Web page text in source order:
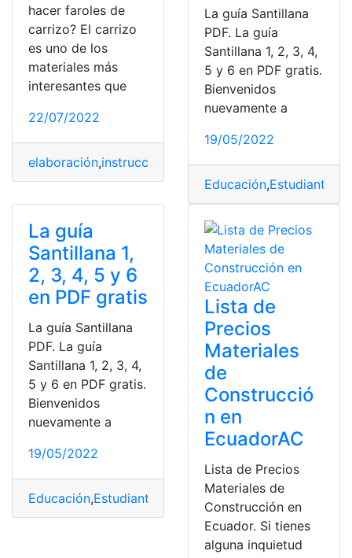
hacer faroles de
carrizo? El carrizo
es uno de los
materiales más
interesantes que
22/07/2022
elaboración,instrucciones Materiales
La guía Santillana
PDF. La guía
Santillana 1, 2, 3, 4,
5 y 6 en PDF gratis.
Bienvenidos
nuevamente a
19/05/2022
Educación,Estudiantes
La guía
Santillana 1,
2, 3, 4, 5 y 6
en PDF gratis
La guía Santillana
PDF. La guía
Santillana 1, 2, 3, 4,
5 y 6 en PDF gratis.
Bienvenidos
nuevamente a
19/05/2022
Educación,Estudiantes Materiales , pdf libro
Lista de
Precios
Materiales
de
Construcció
n en
EcuadorAC
Lista de Precios
Materiales de
Construcción en
Ecuador. Si tienes
alguna inquietud